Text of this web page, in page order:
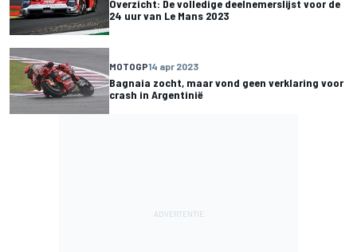
Overzicht: De volledige deelnemerslijst voor de
24 uur van Le Mans 2023
MOTOGP14 apr 2023
Bagnaia zocht, maar vond geen verklaring voor
crash in Argentinië